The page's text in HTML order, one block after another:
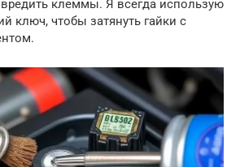
клеммы. Я всегда использую
ключ, чтобы затянуть гайки с